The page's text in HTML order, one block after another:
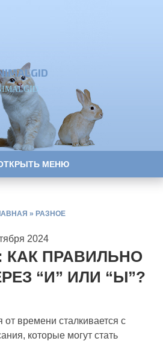
МЕНЮ
» РАЗНОЕ
2024
ПРАВИЛЬНО
“И” ИЛИ “Ы”?
времени сталкивается с
которые могут стать